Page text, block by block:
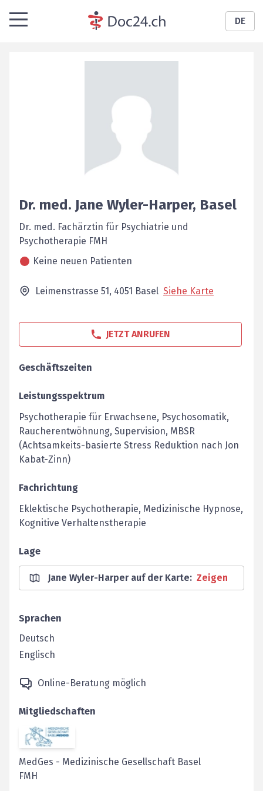
DE
Dr. med. Jane Wyler-Harper, Basel
Dr. med. Fachärztin für Psychiatrie und
Psychotherapie FMH
Keine neuen Patienten
Leimenstrasse 51, 4051 Basel Siehe Karte
JETZT ANRUFEN
Geschäftszeiten
Leistungsspektrum
Psychotherapie für Erwachsene, Psychosomatik,
Raucherentwöhnung, Supervision, MBSR
(Achtsamkeits-basierte Stress Reduktion nach Jon
Kabat-Zinn)
Fachrichtung
Eklektische Psychotherapie, Medizinische Hypnose,
Kognitive Verhaltenstherapie
Lage
Jane Wyler-Harper auf der Karte: Zeigen
Sprachen
Deutsch
Englisch
Online-Beratung möglich
Mitgliedschaften
MedGes - Medizinische Gesellschaft Basel
FMH